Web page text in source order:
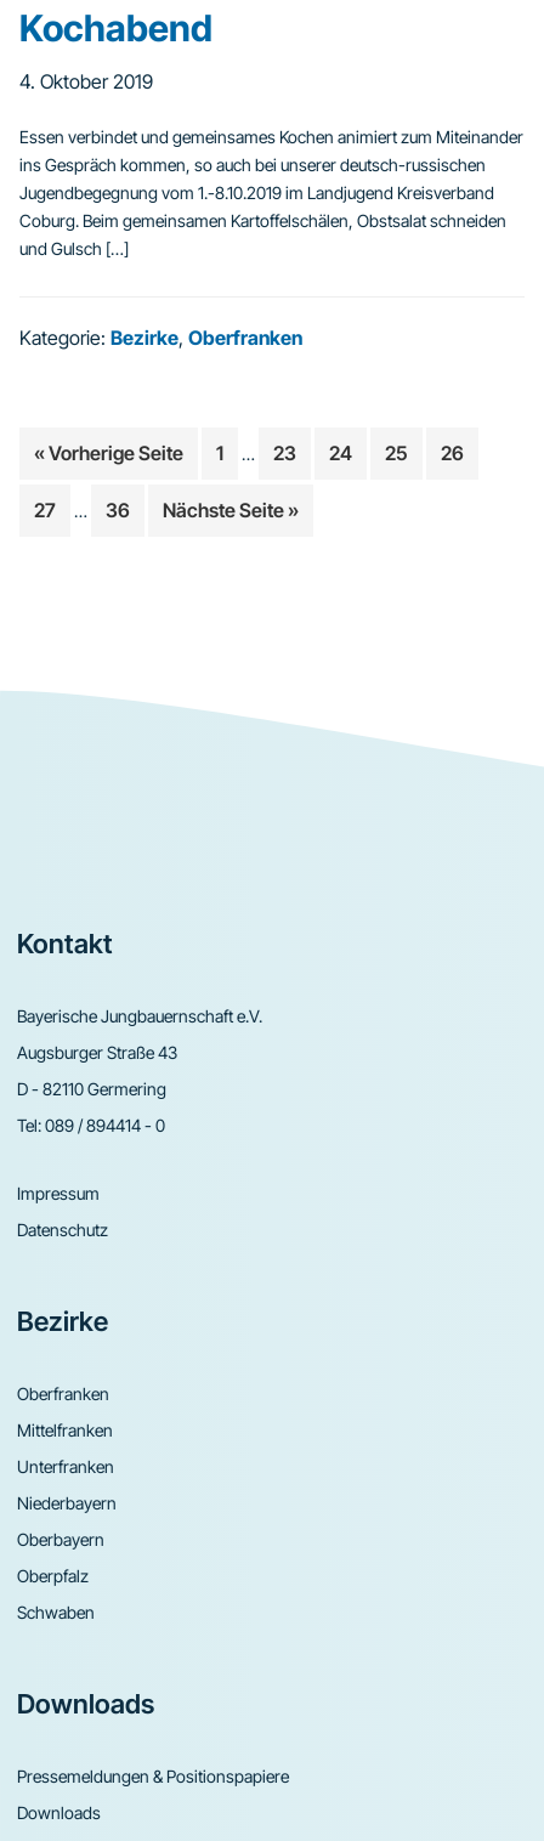
Kochabend
4. Oktober 2019
Essen verbindet und gemeinsames Kochen animiert zum Miteinander
ins Gespräch kommen, so auch bei unserer deutsch-russischen
Jugendbegegnung vom 1.-8.10.2019 im Landjugend Kreisverband
Coburg. Beim gemeinsamen Kartoffelschälen, Obstsalat schneiden
und Gulsch […]
Kategorie: Bezirke, Oberfranken
« Vorherige Seiteaufrufen
Seite
1 … Seite
23 Seite
24 Seite
25 Seite
26
Seite
27
Zwischenseiten
… Seite
36 Nächste Seiteaufrufen
»
Footer
Kontakt
Bayerische Jungbauernschaft e.V.
Augsburger Straße 43
D - 82110 Germering
Tel:089 / 894414 - 0
Impressum
Datenschutz
Bezirke
Oberfranken
Mittelfranken
Unterfranken
Niederbayern
Oberbayern
Oberpfalz
Schwaben
Downloads
Pressemeldungen & Positionspapiere
Downloads